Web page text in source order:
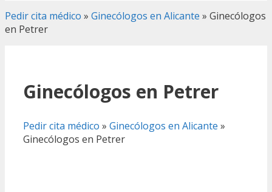
Pedir cita médico » Ginecólogos en Alicante » Ginecólogos
en Petrer
Ginecólogos en Petrer
Pedir cita médico » Ginecólogos en Alicante »
Ginecólogos en Petrer